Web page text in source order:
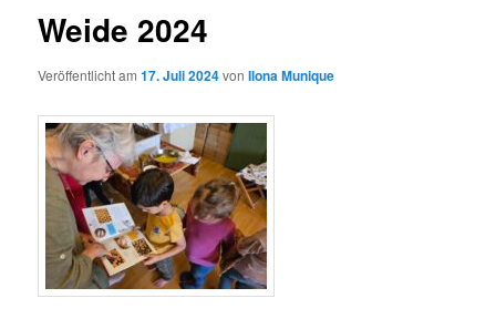
Weide 2024
Veröffentlicht am17. Juli 2024vonIlona Munique